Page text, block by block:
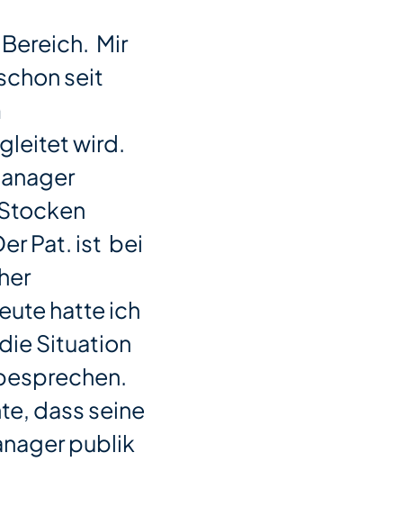
Mir
seit
wird.
Pat. ist bei
hatte ich
Situation
dass seine
publik